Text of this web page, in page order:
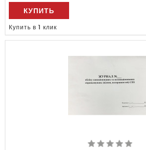
КУПИТЬ
Купить в 1 клик